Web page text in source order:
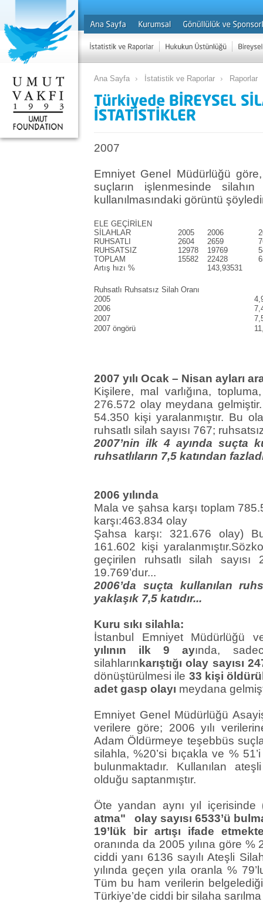
Ana Sayfa İstatistik ve Raporlar Raporlar
2007
Emniyet Genel Müdürlüğü
suçların işlenmesinde
kullanılmasındaki görüntü
ELE GEÇİRİLEN
SİLAHLAR
2005 2006
RUHSATLI
2604 2659
RUHSATSIZ
12978 19769
TOPLAM
15582 22428
Artış hızı %
143,93531
Ruhsatlı Ruhsatsız Silah Oranı
2005
2006
2007
2007 öngörü
2007 yılı Ocak – Nisan ayları
Kişilere, mal varlığına,
276.572 olay meydana
54.350 kişi yaralanmıştır. Bu
ruhsatlı silah sayısı 767;
2007’nin ilk 4 ayında suçta
ruhsatlıların 7,5 katından
2006 yılında
Mala ve şahsa karşı toplam
karşı:463.834 olay
Şahsa karşı: 321.676 olay)
161.602 kişi
geçirilen ruhsatlı silah sayısı
19.769’dur...
2006’da suçta kullanılan
yaklaşık 7,5 katıdır...
Kuru sıkı silahla:
İstanbul Emniyet Müdürlüğü
yılının ilk 9 ayında,
silahların karıştığı olay sayısı
dönüştürülmesi ile 33 kişi
adet gasp olayı meydana
Emniyet Genel Müdürlüğü
verilere göre; 2006 yılı
Adam Öldürmeye teşebbüs
silahla, %20’si bıçakla ve %
bulunmaktadır. Kullanılan
olduğu saptanmıştır.
Öte yandan aynı yıl içerisinde
atma" olay sayısı 6533’ü
19’lük bir artışı ifade
oranında da 2005 yılına göre %
ciddi yanı 6136 sayılı Ateşli
yılında geçen yıla oranla %
Tüm bu ham verilerin
Türkiye’de ciddi bir silaha